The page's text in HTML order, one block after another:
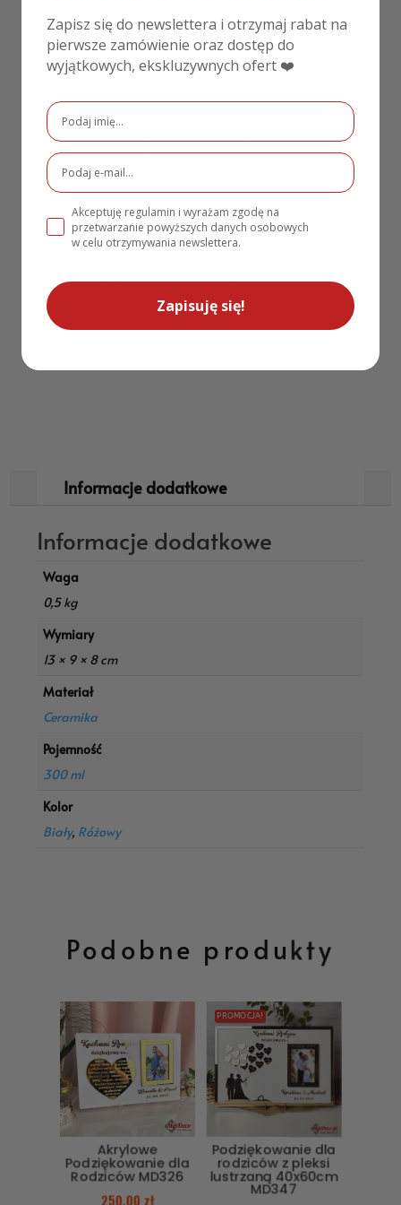
konkretnego
przedmiotu?
ak wygląda
personalizacja
produktów i czy
sprawdzacie błędy w
przesłanym tekście?
Czy upominki dla
ramki, kuferki)
posiadają w zestawie
opakowanie
Informacje dodatkowe
Informacje dodatkowe
Waga
0,5 kg
Wymiary
13 × 9 × 8 cm
Materiał
Ceramika
Pojemność
300 ml
Kolor
Biały, Różowy
Podobne produkty
Akrylowe
Podziękowanie dla
Rodziców MD326
250,00zł
PROMOCJA!
Podziękowanie dla
rodziców z pleksi
lustrzaną 40x60cm
MD347
Zapisz się do newslettera i otrzymaj rabat na
pierwsze zamówienie oraz dostęp do
wyjątkowych, ekskluzywnych ofert ❤️
Akceptuję regulamin i wyrażam zgodę na
przetwarzanie powyższych danych osobowych
w celu otrzymywania newslettera.
Zapisuję się!